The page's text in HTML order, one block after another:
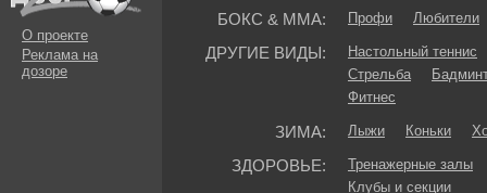
О проекте
Реклама на
дозоре
БОКС & ММА: Профи Любители
ДРУГИЕ ВИДЫ:
Настольный теннис
Стрельба
Фитнес
ЗИМА: Лыжи Коньки
ЗДОРОВЬЕ:
Тренажерные залы
Клубы и секции